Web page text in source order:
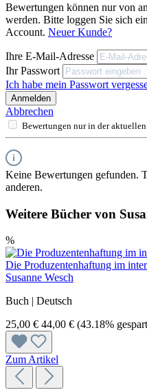
Bewertungen können nur von
werden. Bitte loggen Sie sich
Account. Neuer Kunde?
Ihre E-Mail-Adresse
Ihr Passwort
Ich habe mein Passwort
Anmelden
Abbrechen
Bewertungen nur in der aktuellen
Keine Bewertungen gefunden.
anderen.
Weitere Bücher von
%
Die Produzentenhaftung im
Susanne Wesch
Buch | Deutsch
25,00 € 44,00 € (43.18%
Zum Artikel